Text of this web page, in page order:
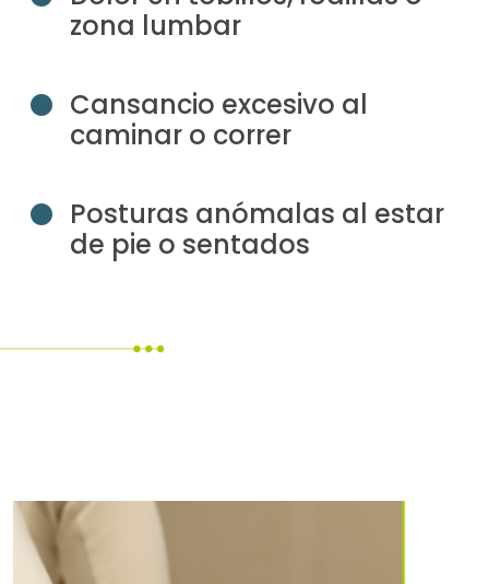
zona lumbar
Cansancio excesivo al
caminar o correr
Posturas anómalas al estar
de pie o sentados